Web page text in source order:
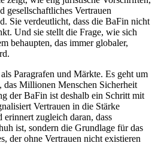
gesellschaftliches Vertrauen
Sie verdeutlicht, dass die BaFin nicht
Und sie stellt die Frage, wie sich
behaupten, das immer globaler,
Paragrafen und Märkte. Es geht um
das Millionen Menschen Sicherheit
der BaFin ist deshalb ein Schritt mit
Vertrauen in die Stärke
erinnert zugleich daran, dass
ist, sondern die Grundlage für das
der ohne Vertrauen nicht existieren